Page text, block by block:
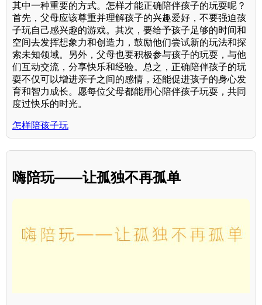
其中一种重要的方式。怎样才能正确陪伴孩子的玩耍呢？
首先，父母应该尊重并理解孩子的兴趣爱好，不要强迫孩
子玩自己感兴趣的游戏。其次，要给予孩子足够的时间和
空间去发挥想象力和创造力，鼓励他们尝试新的玩法和探
索未知领域。另外，父母也要积极参与孩子的玩耍，与他
们互动交流，分享快乐和经验。总之，正确陪伴孩子的玩
耍不仅可以增进亲子之间的感情，还能促进孩子的身心发
育和智力成长。愿每位父母都能用心陪伴孩子玩耍，共同
度过快乐的时光。
怎样陪孩子玩
嗨陪玩——让孤独不再孤单